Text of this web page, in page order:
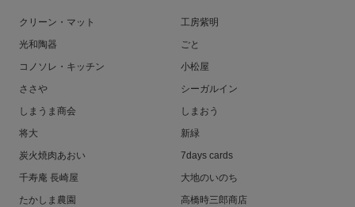
クリーン・マット
工房紫明
光和陶器
ごと
コノソレ・キッチン
小松屋
ささや
シーガルイン
しまうま商会
しまおう
将大
新緑
炭火焼肉あおい
7days cards
千寿庵 長崎屋
大地のいのち
たかしま農園
高橋時三郎商店